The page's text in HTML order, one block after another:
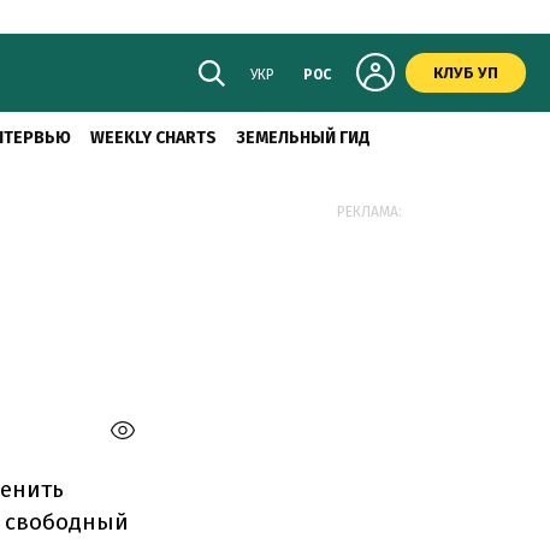
УКР РОС КЛУБ УП
WEEKLY CHARTS ЗЕМЕЛЬНЫЙ ГИД
свободный
РЕКЛАМА: